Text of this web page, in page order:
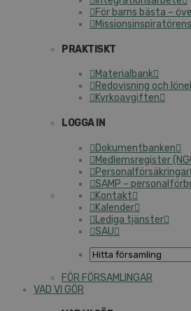
För barns bästa –
PRAKTISKT
Materialbank
Redovisning och
Kyrkoavgiften
LOGGA IN
Dokumentbanken
Medlemsregister
Personalförsäkringar
SAMP –
Kontakt
Kalender
Lediga tjänster
SAU
FÖR FÖRSAMLINGAR
VAD VI GÖR